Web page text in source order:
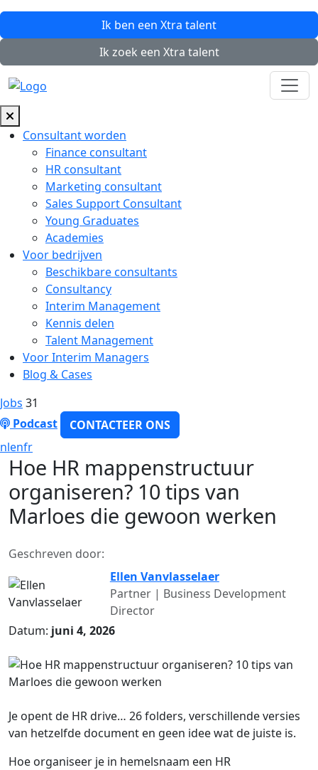
Ik ben een Xtra talent
Ik zoek een Xtra talent
Consultant worden
Finance consultant
HR consultant
Marketing consultant
Sales Support Consultant
Young Graduates
Academies
Voor bedrijven
Beschikbare consultants
Consultancy
Interim Management
Kennis delen
Talent Management
Voor Interim Managers
Blog & Cases
Jobs 31
Podcast
CONTACTEER ONS
nlenfr
Hoe HR mappenstructuur
organiseren? 10 tips van
Marloes die gewoon werken
Geschreven door:
Ellen Vanvlasselaer
Partner | Business Development
Director
Datum: juni 4, 2026
Je opent de HR drive… 26 folders, verschillende versies
van hetzelfde document en geen idee wat de juiste is.
Hoe organiseer je in hemelsnaam een HR